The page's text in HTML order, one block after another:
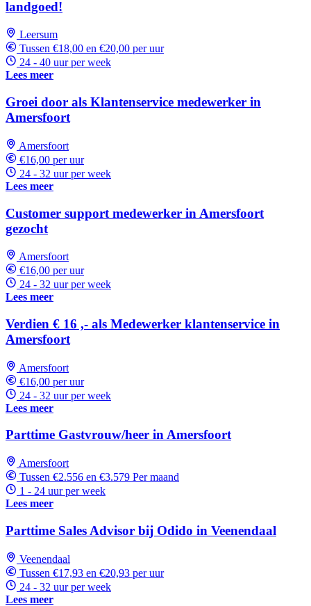
landgoed!
Leersum
Tussen €18,00 en €20,00 per uur
24 - 40 uur per week
Lees meer
Groei door als Klantenservice medewerker in
Amersfoort
Amersfoort
€16,00 per uur
24 - 32 uur per week
Lees meer
Customer support medewerker in Amersfoort
gezocht
Amersfoort
€16,00 per uur
24 - 32 uur per week
Lees meer
Verdien € 16 ,- als Medewerker klantenservice in
Amersfoort
Amersfoort
€16,00 per uur
24 - 32 uur per week
Lees meer
Parttime Gastvrouw/heer in Amersfoort
Amersfoort
Tussen €2.556 en €3.579 Per maand
1 - 24 uur per week
Lees meer
Parttime Sales Advisor bij Odido in Veenendaal
Veenendaal
Tussen €17,93 en €20,93 per uur
24 - 32 uur per week
Lees meer